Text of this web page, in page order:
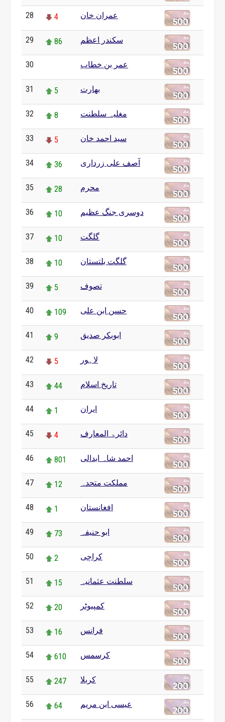
28 4 عمران خان
29 86 سکندر اعظم
30 عمر بن خطاب
31 5 بھارت
32 8 مغلیہ سلطنت
33 5 سید احمد خان
34 36 آصف علی زرداری
35 28 محرم
36 10 دوسری جنگ عظیم
37 10 گلگت
38 10 گلگت بلتستان
39 5 تصوف
40 109 حسن ابن علی
41 9 ابوبکر صدیق
42 5 لاہور
43 44 تاریخ اسلام
44 1 ایران
45 4 دائرۃ المعارف
46 801 احمد شاہ ابدالی
47 12 مملکت متحدہ
48 1 افغانستان
49 73 ابو حنیفہ
50 2 کراچی
51 15 سلطنت عثمانیہ
52 20 کمپیوٹر
53 16 فرانس
54 610 کرسمس
55 247 کربلا
56 64 عیسی ابن مریم